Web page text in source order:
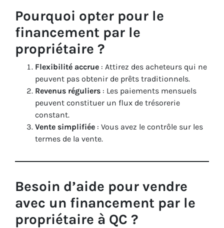
Pourquoi opter pour le
financement par le
propriétaire ?
Flexibilité accrue : Attirez des acheteurs qui ne
peuvent pas obtenir de prêts traditionnels.
Revenus réguliers : Les paiements mensuels
peuvent constituer un flux de trésorerie
constant.
Vente simplifiée : Vous avez le contrôle sur les
termes de la vente.
Besoin d’aide pour vendre
avec un financement par le
propriétaire à QC ?